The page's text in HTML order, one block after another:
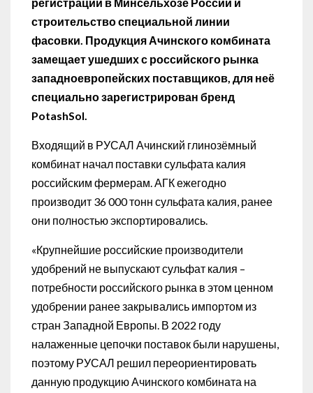
строительство специальной линии
фасовки. Продукция Ачинского комбината
замещает ушедших с российского рынка
западноевропейских поставщиков, для неё
специально зарегистрирован бренд
PotashSol.
Входящий в РУСАЛ Ачинский глинозёмный
комбинат начал поставки сульфата калия
российским фермерам. АГК ежегодно
производит 36 000 тонн сульфата калия, ранее
они полностью экспортировались.
«Крупнейшие российские производители
удобрений не выпускают сульфат калия –
потребности российского рынка в этом ценном
удобрении ранее закрывались импортом из
стран Западной Европы. В 2022 году
налаженные цепочки поставок были нарушены,
поэтому РУСАЛ решил переориентировать
данную продукцию Ачинского комбината на